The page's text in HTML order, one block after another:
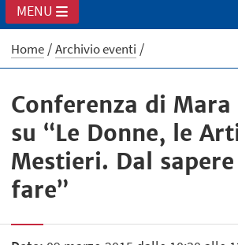
MENU
Home Archivio eventi
Conferenza di
su “Le Donne, le
Mestieri. Dal
fare”